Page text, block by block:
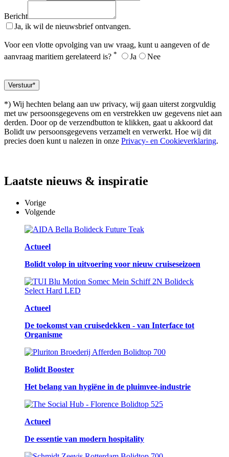
Bericht
Ja, ik wil de nieuwsbrief ontvangen.
Voor een vlotte opvolging van uw vraag, kunt u aangeven of de
aanvraag maritiem gerelateerd is? * Ja Nee
*) Wij hechten belang aan uw privacy, wij gaan uiterst zorgvuldig
met uw persoonsgegevens om en verstrekken uw gegevens niet aan
derden. Door op de verzendbutton te klikken, gaat u akkoord dat
Bolidt uw persoonsgegevens verzamelt en verwerkt. Hoe wij dit
precies doen kunt u nalezen in onze Privacy- en Cookieverklaring.
Laatste nieuws & inspiratie
Vorige
Volgende
Actueel
Bolidt volop in uitvoering voor nieuw cruiseseizoen
Actueel
De toekomst van cruisedekken - van Interface tot
Organisme
Bolidt Booster
Het belang van hygiëne in de pluimvee-industrie
Actueel
De essentie van modern hospitality